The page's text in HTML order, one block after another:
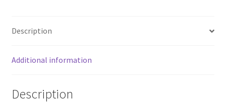
品
示
Description
Additional information
Description